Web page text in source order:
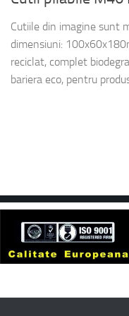
Cutiile din imagine sunt
dimensiuni:
reciclat, complet
bariera eco, pentru